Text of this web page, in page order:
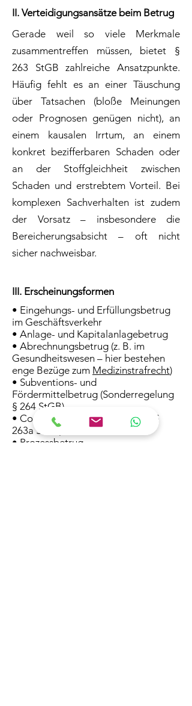
II. Verteidigungsansätze beim Betrug
Gerade weil so viele Merkmale
zusammentreffen müssen, bietet §
263 StGB zahlreiche Ansatzpunkte.
Häufig fehlt es an einer Täuschung
über Tatsachen (bloße Meinungen
oder Prognosen genügen nicht), an
einem kausalen Irrtum, an einem
konkret bezifferbaren Schaden oder
an der Stoffgleichheit zwischen
Schaden und erstrebtem Vorteil. Bei
komplexen Sachverhalten ist zudem
der Vorsatz – insbesondere die
Bereicherungsabsicht – oft nicht
sicher nachweisbar.
III. Erscheinungsformen
• Eingehungs- und Erfüllungsbetrug
im Geschäftsverkehr
• Anlage- und Kapitalanlagebetrug
• Abrechnungsbetrug (z. B. im
Gesundheitswesen – hier bestehen
enge Bezüge zum Medizinstrafrecht)
• Subventions- und
Fördermittelbetrug (Sonderregelung
§ 264 StGB)
• Computer- und Onlinebetrug (§
263a StGB)
• Prozessbetrug